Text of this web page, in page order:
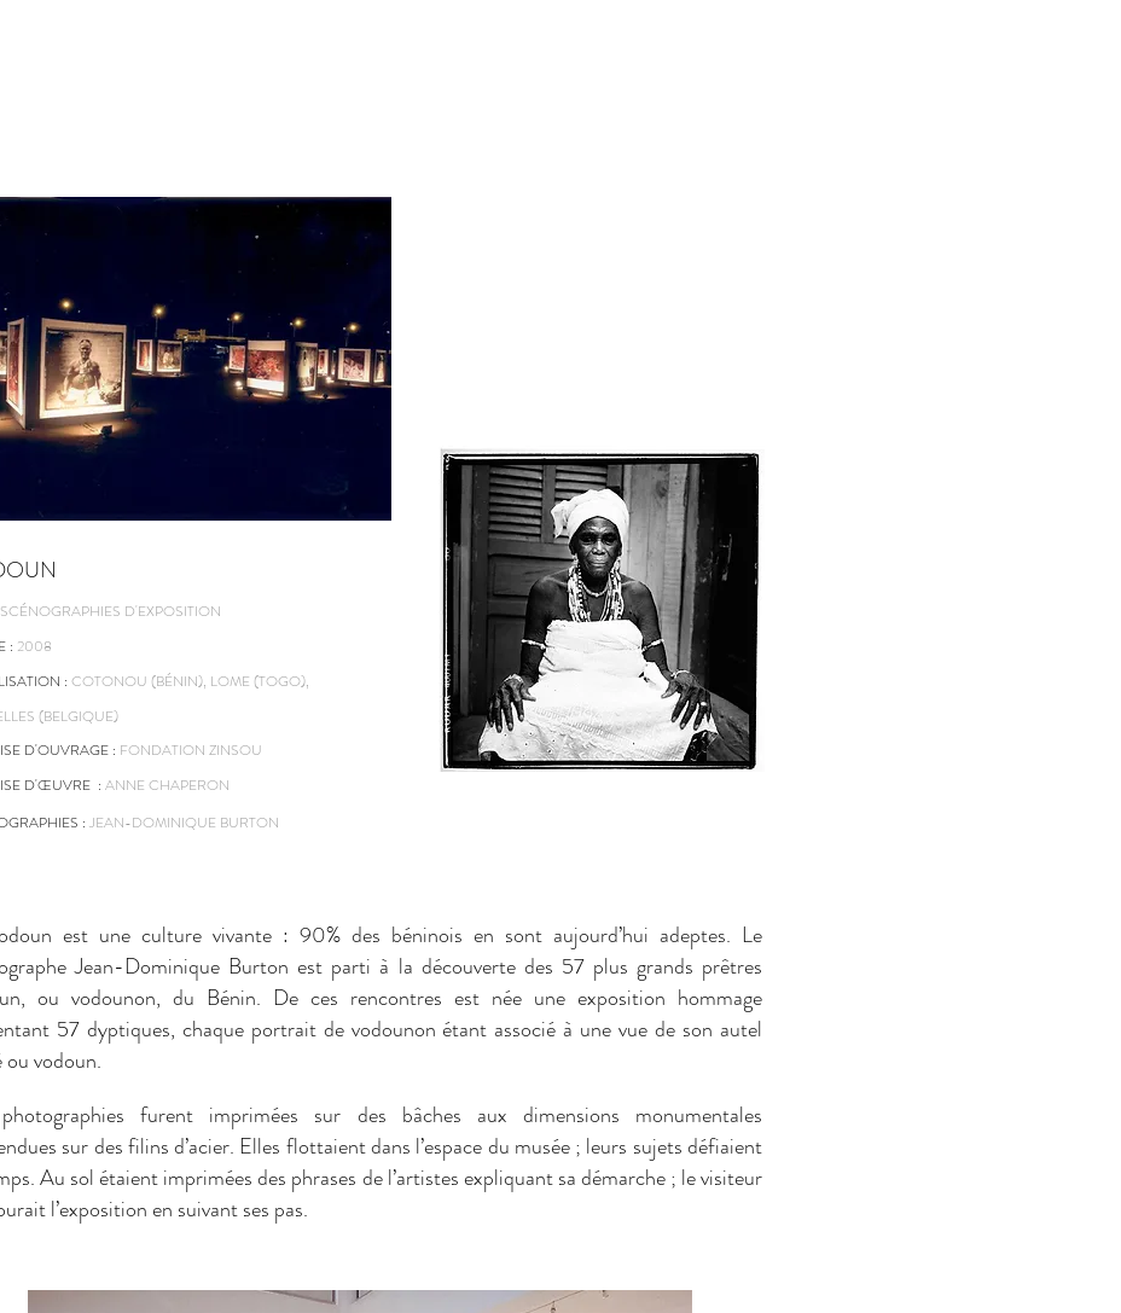
D'EXPOSITION
: 2008
: COTONOU (BÉNIN), LOME (TOGO),
(BELGIQUE)
D'OUVRAGE : FONDATION ZINSOU
D'ŒUVRE : ANNE CHAPERON
: JEAN-DOMINIQUE BURTON
est une culture vivante : 90% des béninois en sont aujourd’hui adeptes. Le
Jean-Dominique Burton est parti à la découverte des 57 plus grands prêtres
ou vodounon, du Bénin. De ces rencontres est née une exposition hommage
57 dyptiques, chaque portrait de vodounon étant associé à une vue de son autel
ou vodoun.
furent imprimées sur des bâches aux dimensions monumentales
sur des filins d’acier. Elles flottaient dans l’espace du musée ; leurs sujets défiaient
Au sol étaient imprimées des phrases de l’artistes expliquant sa démarche ; le visiteur
l’exposition en suivant ses pas.